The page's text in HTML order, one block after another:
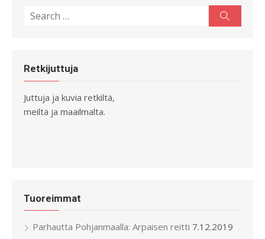
Search
Retkijuttuja
Juttuja ja kuvia retkiltä,
meiltä ja maailmalta.
Tuoreimmat
Parhautta Pohjanmaalla: Arpaisen reitti 7.12.2019